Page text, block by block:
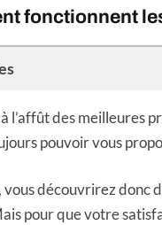
fonctionnent
l’affût des meilleures
pouvoir vous
vous découvrirez donc
pour que votre